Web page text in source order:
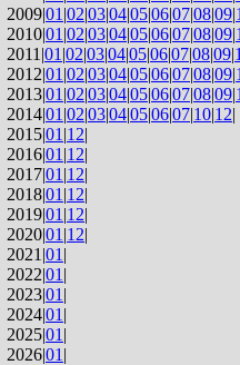
2009|01 |02|03|04|05|06|07|08|09|
2010|01 |02|03|04|05|06|07|08|09|
2011|01 |02|03|04|05|06|07|08|09|
2012|01 |02|03|04|05|06|07|08|09|
2013|01 |02|03|04|05|06|07|08|09|
2014|01 |02|03|04|05|06|07|10|12|
2015|01 |12|
2016|01 |12|
2017|01 |12|
2018|01 |12|
2019|01 |12|
2020|01 |12|
2021|01 |
2022|01 |
2023|01 |
2024|01 |
2025|01 |
2026|01 |